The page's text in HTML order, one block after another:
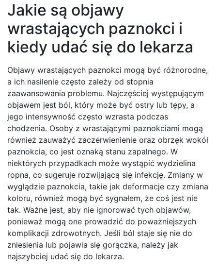
Jakie są objawy
wrastających paznokci i
kiedy udać się do lekarza
Objawy wrastających paznokci mogą być różnorodne,
a ich nasilenie często zależy od stopnia
zaawansowania problemu. Najczęściej występującym
objawem jest ból, który może być ostry lub tępy, a
jego intensywność często wzrasta podczas
chodzenia. Osoby z wrastającymi paznokciami mogą
również zauważyć zaczerwienienie oraz obrzęk wokół
paznokcia, co jest oznaką stanu zapalnego. W
niektórych przypadkach może wystąpić wydzielina
ropna, co sugeruje rozwijającą się infekcję. Zmiany w
wyglądzie paznokcia, takie jak deformacje czy zmiana
koloru, również mogą być sygnałem, że coś jest nie
tak. Ważne jest, aby nie ignorować tych objawów,
ponieważ mogą one prowadzić do poważniejszych
komplikacji zdrowotnych. Jeśli ból staje się nie do
zniesienia lub pojawia się gorączka, należy jak
najszybciej udać się do lekarza.